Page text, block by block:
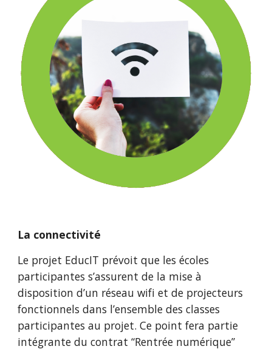
La connectivité
Le projet EducIT prévoit que les écoles
participantes s’assurent de la mise à
disposition d’un réseau wifi et de projecteurs
fonctionnels dans l’ensemble des classes
participantes au projet. Ce point fera partie
intégrante du contrat “Rentrée numérique”